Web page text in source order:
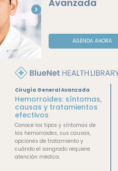
Cirugía General Avanzada
Hemorroides: síntomas,
causas y tratamientos
efectivos
Conoce los tipos y síntomas de
las hemorroides, sus causas,
opciones de tratamiento y
cuándo el sangrado requiere
atención médica.